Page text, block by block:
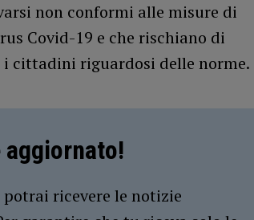
non conformi alle misure di
Covid-19 e che rischiano di
cittadini riguardosi delle norme.
ricevere le notizie